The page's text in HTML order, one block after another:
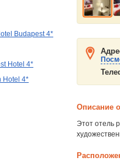
Budapest 4*
Hotel 4*
Hotel 4*
Описание
Этот отель